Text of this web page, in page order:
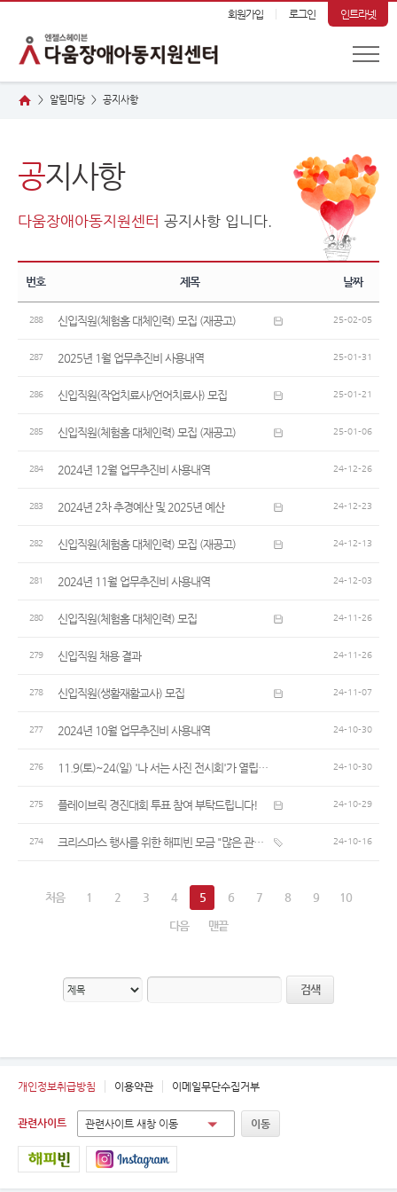
회원가입 로그인 인트라넷
> 알림마당 > 공지사항
공지사항
다움장애아동지원센터 공지사항 입니다.
번호 제목 날짜
288 신입직원(체험홈 대체인력) 모집 (재공고) 25-02-05
287 2025년 1월 업무추진비 사용내역 25-01-31
286 신입직원(작업치료사/언어치료사) 모집 25-01-21
285 신입직원(체험홈 대체인력) 모집 (재공고) 25-01-06
284 2024년 12월 업무추진비 사용내역 24-12-26
283 2024년 2차 추경예산 및 2025년 예산 24-12-23
282 신입직원(체험홈 대체인력) 모집 (재공고) 24-12-13
281 2024년 11월 업무추진비 사용내역 24-12-03
280 신입직원(체험홈 대체인력) 모집 24-11-26
279 신입직원 채용 결과 24-11-26
278 신입직원(생활재활교사) 모집 24-11-07
277 2024년 10월 업무추진비 사용내역 24-10-30
276 11.9(토)~24(일) '나 서는 사진 전시회'가 열립니다. 24-10-30
275 플레이브릭 경진대회 투표 참여 부탁드립니다! 24-10-29
274 크리스마스 행사를 위한 해피빈 모금 "많은 관심과 참여 부탁드립니다.“ 24-10-16
처음 1 2 3 4 5 6 7 8 9 10
다음 맨끝
검색
개인정보취급방침 이용약관 이메일무단수집거부
관련사이트 관련사이트 새창 이동 이동